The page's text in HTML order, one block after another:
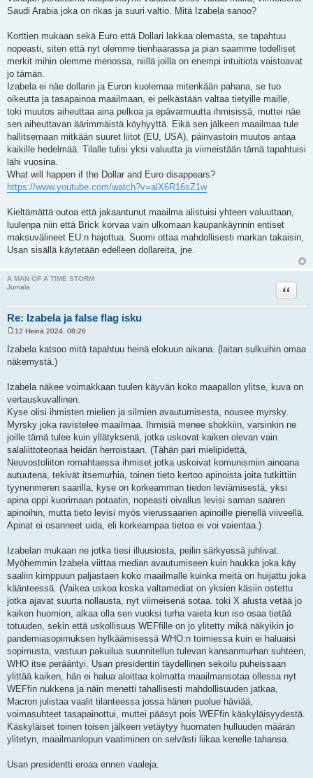
Saudi Arabia joka on rikas ja suuri valtio. Mitä Izabela sanoo?
Korttien mukaan sekä Euro että Dollari lakkaa olemasta, se tapahtuu
nopeasti, siten että nyt olemme tienhaarassa ja pian saamme todelliset
merkit mihin olemme menossa, niillä joilla on enempi intuitiota vaistoavat
jo tämän.
Izabela ei näe dollarin ja Euron kuolemaa mitenkään pahana, se tuo
oikeutta ja tasapainoa maailmaan, ei pelkästään valtaa tietyille maille,
toki muutos aiheuttaa aina pelkoa ja epävarmuutta ihmisissä, muttei näe
sen aiheuttavan äärimmäistä köyhyyttä. Eikä sen jälkeen maailmaa tule
hallitsemaan mitkään suuret liitot (EU, USA), päinvastoin muutos antaa
kaikille hedelmää. Tilalle tulisi yksi valuutta ja viimeistään tämä tapahtuisi
lähi vuosina.
What will happen if the Dollar and Euro disappears?
https://www.youtube.com/watch?v=alX6R16sZ1w
Kieltämättä outoa että jakaantunut maailma alistuisi yhteen valuuttaan,
luulenpa niin että Brick korvaa vain ulkomaan kaupankäynnin entiset
maksuvälineet EU:n hajottua. Suomi ottaa mahdollisesti markan takaisin,
Usan sisällä käytetään edelleen dollareita, jne.
A MAN OF A TIME STORM
Jumala
Re: Izabela ja false flag isku
Lainaa
e
s
12 Heinä 2024, 08:26
Izabela katsoo mitä tapahtuu heinä elokuun aikana. (laitan sulkuihin omaa
näkemystä.)
Izabela näkee voimakkaan tuulen käyvän koko maapallon ylitse, kuva on
vertauskuvallinen.
Kyse olisi ihmisten mielien ja silmien avautumisesta, nousee myrsky.
Myrsky joka ravistelee maailmaa. Ihmisiä menee shokkiin, varsinkin ne
joille tämä tulee kuin yllätyksenä, jotka uskovat kaiken olevan vain
salaliittoteoriaa heidän herroistaan. (Tähän pari mielipidettä,
Neuvostoliiton romahtaessa ihmiset jotka uskoivat komunismiin ainoana
autuutena, tekivät itsemurhia, toinen tieto kertoo apinoista joita tutkittiin
tyynenmeren saarilla, kyse on korkeamman tiedon leviämisestä, yksi
apina oppi kuorimaan potaatin, nopeasti oivallus levisi saman saaren
apinoihin, mutta tieto levisi myös vierussaarien apinoille pienellä viiveellä.
Apinat ei osanneet uida, eli korkeampaa tietoa ei voi vaientaa.)
Izabelan mukaan ne jotka tiesi illuusiosta, peilin särkyessä juhlivat.
Myöhemmin Izabela viittaa median avautumiseen kuin haukka joka käy
saaliin kimppuun paljastaen koko maailmalle kuinka meitä on huijattu joka
käänteessä. (Vaikea uskoa koska valtamediat on yksien käsiin ostettu
jotka ajavat suurta nollausta, nyt viimeisenä sotaa. toki X alusta vetää jo
kaiken huomion, alkaa olla sen vuoksi turha vaieta kun iso osaa tietää
totuuden, sekin että uskollisuus WEFfille on jo ylitetty mikä näkyikin jo
pandemiasopimuksen hylkäämisessä WHO:n toimiessa kuin ei haluaisi
sopimusta, vastuun pakuilua suunnitellun tulevan kansanmurhan suhteen,
WHO itse perääntyi. Usan presidentin täydellinen sekoilu puheissaan
ylittää kaiken, hän ei halua aloittaa kolmatta maailmansotaa ollessa nyt
WEFfin nukkena ja näin menetti tahallisesti mahdollisuuden jatkaa,
Macron julistaa vaalit tilanteessa jossa hänen puolue häviää,
voimasuhteet tasapainottui, muttei pääsyt pois WEFfin käskyläisyydestä.
Käskyläiset toinen toisen jälkeen vetäytyy huomaten hulluuden määrän
ylitetyn, maailmanlopun vaatiminen on selvästi liikaa kenelle tahansa.
Usan presidentti eroaa ennen vaaleja.